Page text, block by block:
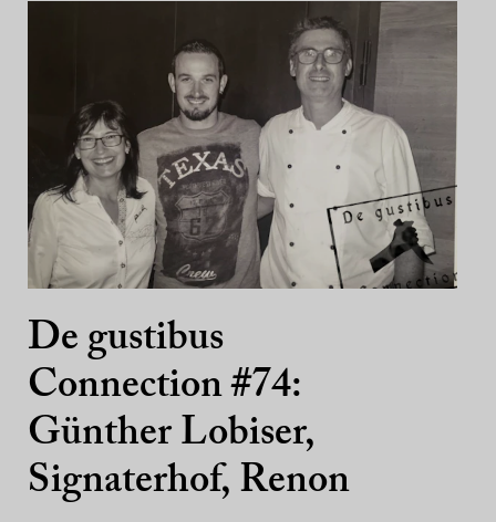
De gustibus
Connection #74:
Günther Lobiser,
Signaterhof, Renon